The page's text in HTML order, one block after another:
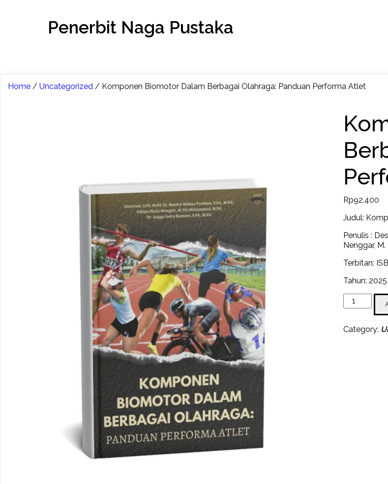
Penerbit Naga Pustaka
Home / Uncategorized / Komponen Biomotor Dalam Berbagai Olahraga: Panduan Performa Atlet
Rp92.400
Judul:
Penulis :
Nenggar,
Terbitan:
Tahun: 2025
Komponen
Biomotor
Berbagai
Olahraga:
Category: